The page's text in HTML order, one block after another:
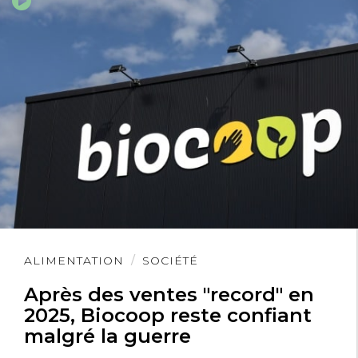
ALIMENTATION SOCIÉTÉ
Après des ventes "record" en
2025, Biocoop reste confiant
malgré la guerre
Lire